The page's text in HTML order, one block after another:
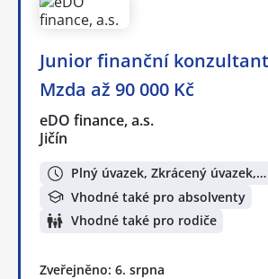
Junior finanční
Mzda až 90 000 Kč
eDO finance, a.s.
Jičín
Plný úvazek, Zkrácený úvazek,…
Vhodné také pro absolventy
Vhodné také pro rodiče
Zveřejněno: 6. srpna